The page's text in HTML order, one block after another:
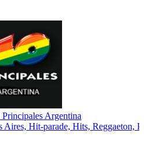
Argentina
Aires, Hit-parade, Hits, Reggaeton,